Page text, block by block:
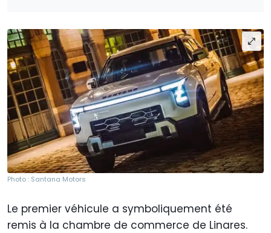
Photo : Santana Motors
Le premier véhicule a symboliquement été
remis à la chambre de commerce de Linares.